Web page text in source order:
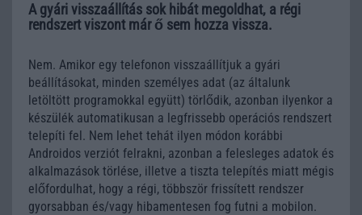
A gyári visszaállítás sok hibát megoldhat, a régi
rendszert viszont már ő sem hozza vissza.
Nem. Amikor egy telefonon visszaállítjuk a gyári
beállításokat, minden személyes adat (az általunk
letöltött programokkal együtt) törlődik, azonban ilyenkor a
készülék automatikusan a legfrissebb operációs rendszert
telepíti fel. Nem lehet tehát ilyen módon korábbi
Androidos verziót felrakni, azonban a felesleges adatok és
alkalmazások törlése, illetve a tiszta telepítés miatt mégis
előfordulhat, hogy a régi, többször frissített rendszer
gyorsabban és/vagy hibamentesen fog futni a mobilon.